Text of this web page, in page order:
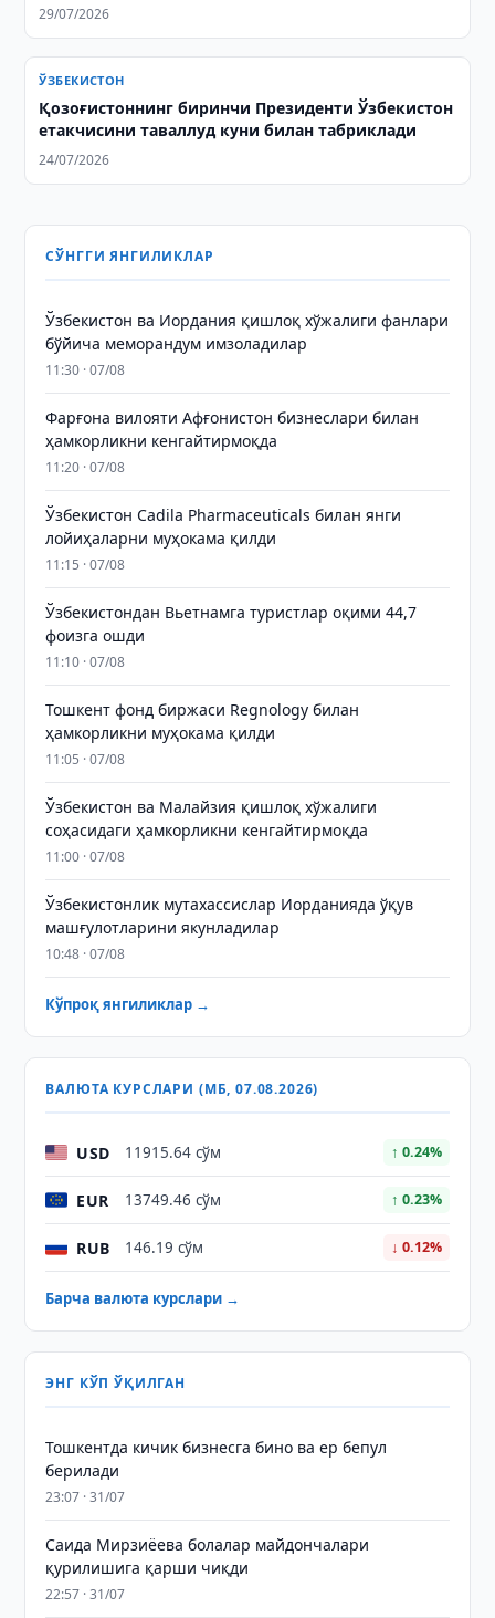
29/07/2026
ЎЗБЕКИСТОН
Қозоғистоннинг биринчи Президенти Ўзбекистон
етакчисини таваллуд куни билан табриклади
24/07/2026
СЎНГГИ ЯНГИЛИКЛАР
Ўзбекистон ва Иордания қишлоқ хўжалиги фанлари
бўйича меморандум имзоладилар
11:30 · 07/08
Фарғона вилояти Афғонистон бизнеслари билан
ҳамкорликни кенгайтирмоқда
11:20 · 07/08
Ўзбекистон Cadila Pharmaceuticals билан янги
лойиҳаларни муҳокама қилди
11:15 · 07/08
Ўзбекистондан Вьетнамга туристлар оқими 44,7
фоизга ошди
11:10 · 07/08
Тошкент фонд биржаси Regnology билан
ҳамкорликни муҳокама қилди
11:05 · 07/08
Ўзбекистон ва Малайзия қишлоқ хўжалиги
соҳасидаги ҳамкорликни кенгайтирмоқда
11:00 · 07/08
Ўзбекистонлик мутахассислар Иорданияда ўқув
машғулотларини якунладилар
10:48 · 07/08
Кўпроқ янгиликлар →
ВАЛЮТА КУРСЛАРИ (МБ, 07.08.2026)
USD 11915.64 сўм ↑ 0.24%
EUR 13749.46 сўм ↑ 0.23%
RUB 146.19 сўм ↓ 0.12%
Барча валюта курслари →
ЭНГ КЎП ЎҚИЛГАН
Тошкентда кичик бизнесга бино ва ер бепул
берилади
23:07 · 31/07
Саида Мирзиёева болалар майдончалари
қурилишига қарши чиқди
22:57 · 31/07